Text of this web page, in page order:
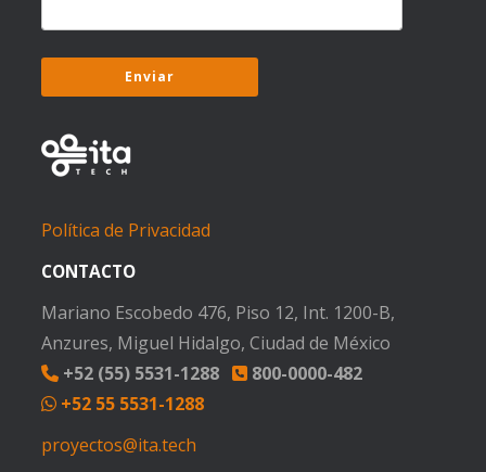
Política de Privacidad
CONTACTO
Mariano Escobedo 476, Piso 12, Int. 1200-B,
Anzures, Miguel Hidalgo, Ciudad de México
+52 (55) 5531-1288
800-0000-482
+52 55 5531-1288
proyectos@ita.tech